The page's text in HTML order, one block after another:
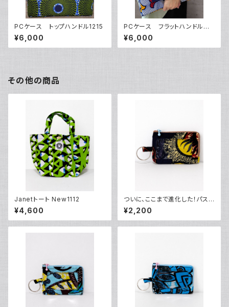
PCケース トップハンドル1215
¥6,000
PCケース フラットハンドルタ
イプ0101
¥6,000
その他の商品
Janetトート New1112
¥4,600
ついに、ここまで進化した！パスケ
ース0603
¥2,200